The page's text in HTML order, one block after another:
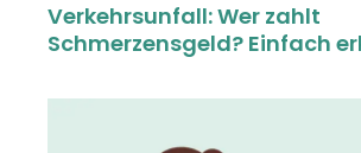
Verkehrsunfall: Wer zahlt
Schmerzensgeld? Einfach